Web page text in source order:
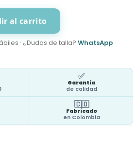
al carrito
· ¿Dudas de talla? WhatsApp
✅
Garantía
de calidad
🇨🇴
Fabricado
en Colombia